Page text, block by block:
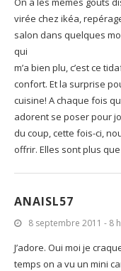
virée chez ikéa,
salon dans quelques
qui
m’a bien plu, c’est ce
confort. Et la surprise
cuisine! A chaque fois
adorent se poser pour
du coup, cette fois-ci,
offrir. Elles sont plus
ANAISL57
8 septembre 2011 - 8
J’adore. Oui moi je
temps on a vu un mini